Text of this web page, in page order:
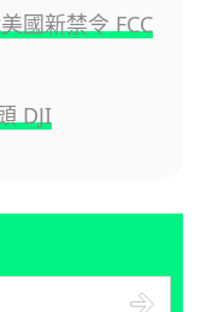
國新禁令 FCC
DJI